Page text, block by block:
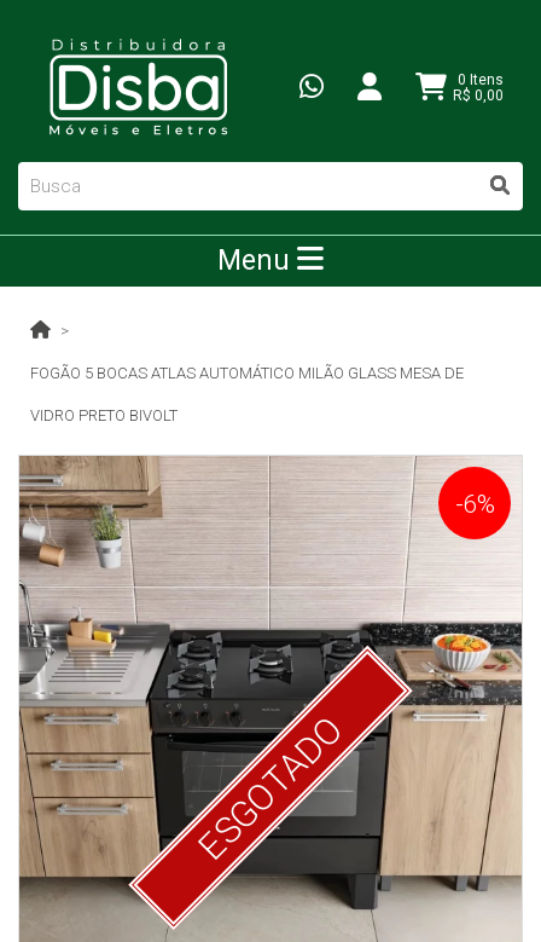
0 Itens
R$ 0,00
Menu
FOGÃO 5 BOCAS ATLAS AUTOMÁTICO MILÃO GLASS MESA DE
VIDRO PRETO BIVOLT
ESGOTADO
-6%